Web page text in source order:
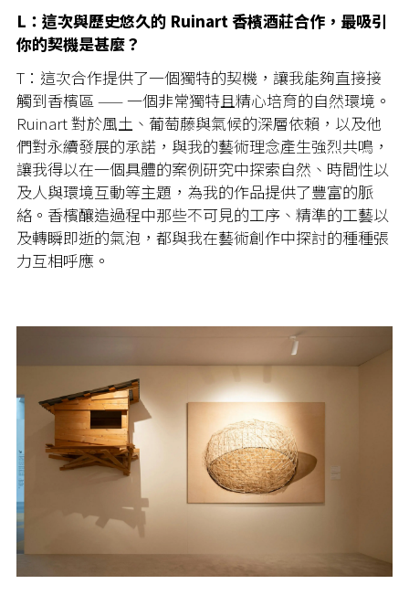
L：這次與歷史悠久的 Ruinart 香檳酒莊合作，最吸引
你的契機是甚麼？
T：這次合作提供了一個獨特的契機，讓我能夠直接接
觸到香檳區 —— 一個非常獨特且精心培育的自然環境。
Ruinart 對於風土、葡萄藤與氣候的深層依賴，以及他
們對永續發展的承諾，與我的藝術理念產生強烈共鳴，
讓我得以在一個具體的案例研究中探索自然、時間性以
及人與環境互動等主題，為我的作品提供了豐富的脈
絡。香檳釀造過程中那些不可見的工序、精準的工藝以
及轉瞬即逝的氣泡，都與我在藝術創作中探討的種種張
力互相呼應。